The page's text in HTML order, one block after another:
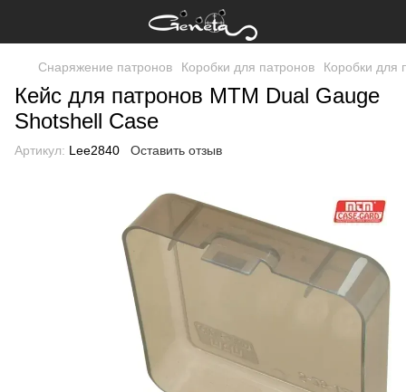
Снаряжение патронов Коробки для патронов Коробки для
Кейс для патронов MTM Dual Gauge
Shotshell Case
Артикул: Lee2840 Оставить отзыв